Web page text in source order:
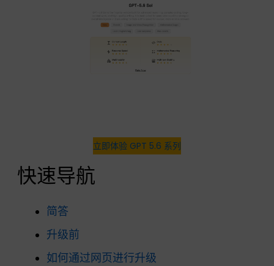
立即体验 GPT 5.6 系列
快速导航
简答
升级前
如何通过网页进行升级